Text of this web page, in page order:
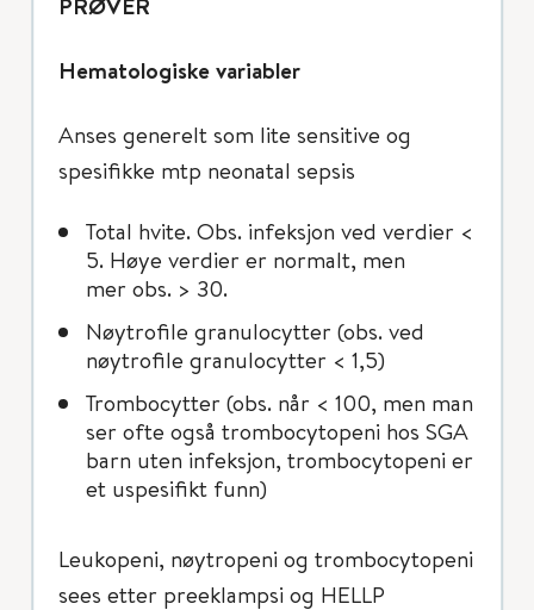
Hematologiske variabler
Anses generelt som lite sensitive og
spesifikke mtp neonatal sepsis
Total hvite. Obs. infeksjon ved verdier <
5. Høye verdier er normalt, men
mer obs. > 30.
Nøytrofile granulocytter (obs. ved
nøytrofile granulocytter < 1,5)
Trombocytter (obs. når < 100, men man
ser ofte også trombocytopeni hos SGA
barn uten infeksjon, trombocytopeni er
et uspesifikt funn)
Leukopeni, nøytropeni og trombocytopeni
sees etter preeklampsi og HELLP